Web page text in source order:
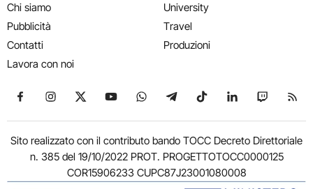
Chi siamo
Pubblicità
Contatti
Lavora con noi
University
Travel
Produzioni
Seguici su Facebook
Seguici su Instagram
Seguici su X
Seguici su YouTube
Seguici su WhatsApp
Seguici su Telegram
Seguici su TikTok
Seguici su
Seguici
Sito realizzato con il contributo bando TOCC Decreto Direttoriale
n. 385 del 19/10/2022 PROT. PROGETTOTOCC0000125
COR15906233 CUPC87J23001080008